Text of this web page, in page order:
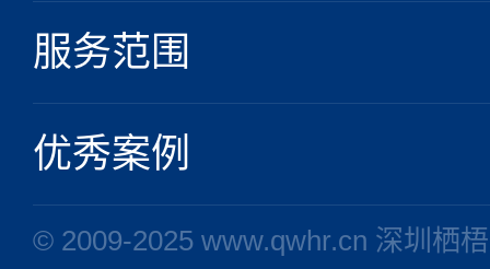
服务范围
优秀案例
© 2009-2025 www.qwhr.cn 深圳栖